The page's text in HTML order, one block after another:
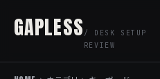
GAPLESS / DESK SETUP
REVIEW